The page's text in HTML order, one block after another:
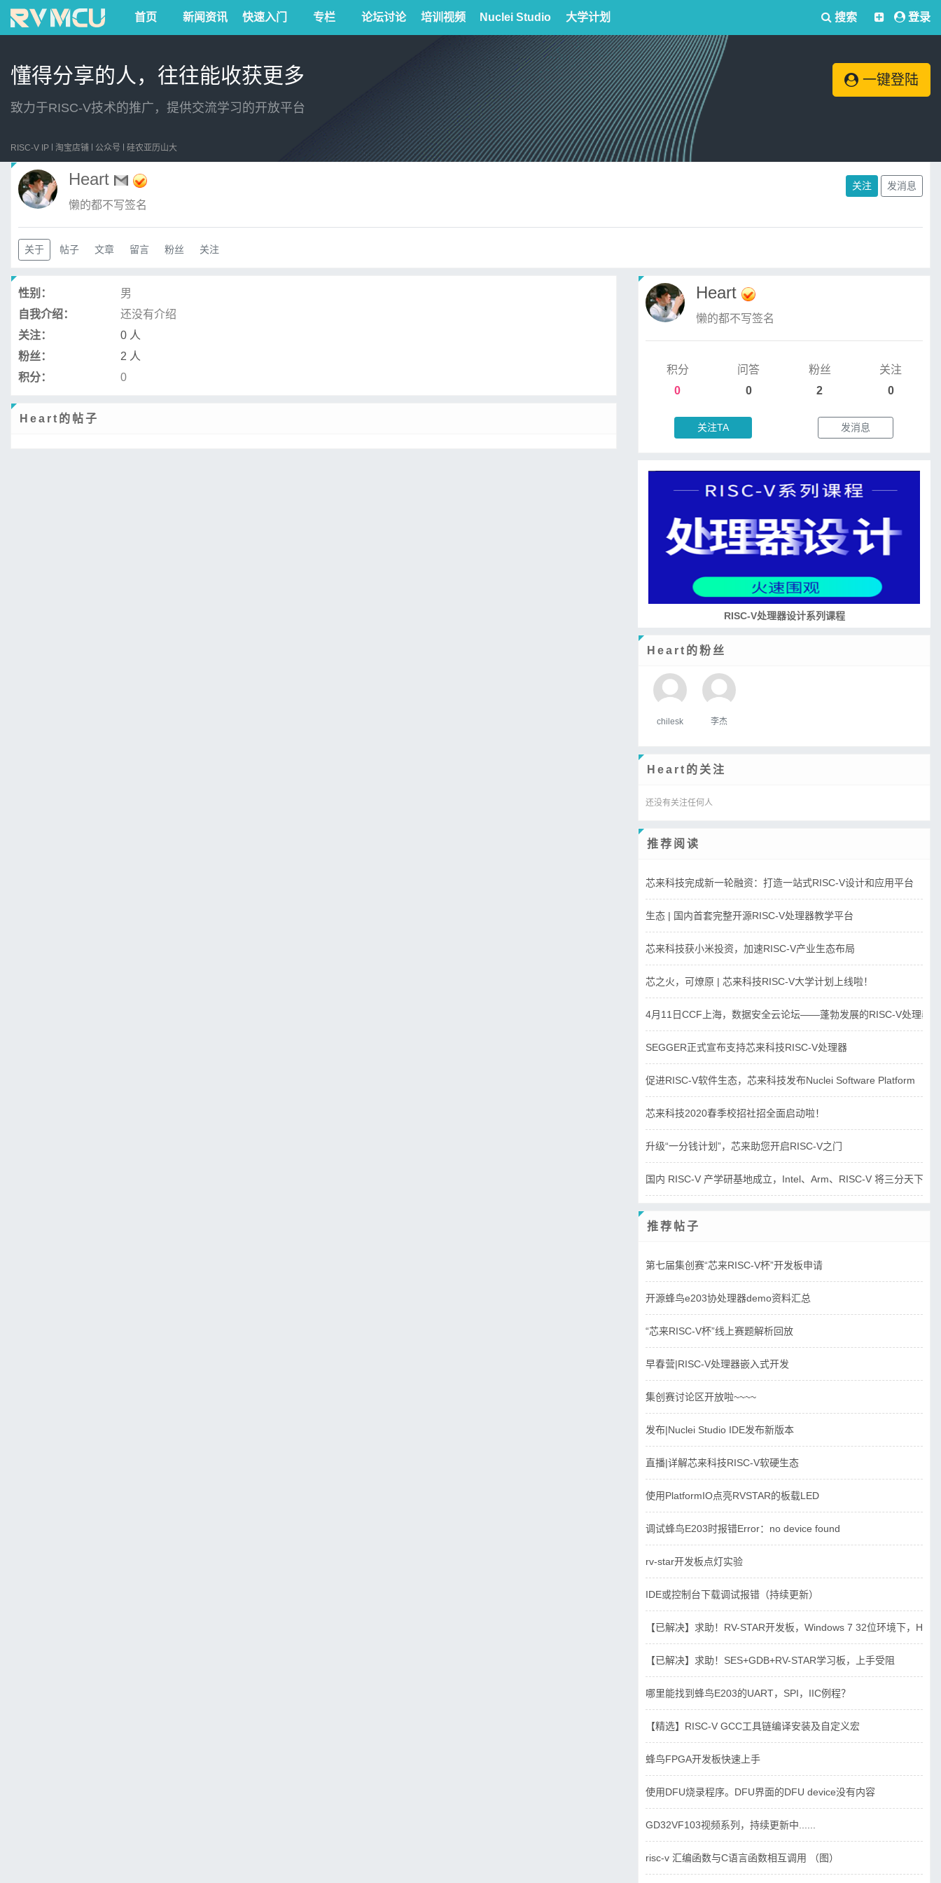
首页 新闻资讯 快速入门 专栏 论坛讨论 培训视频 Nuclei Studio 大学计划 搜索 登录
懂得分享的人，往往能收获更多
致力于RISC-V技术的推广，提供交流学习的开放平台
一键登陆
RISC-V IP 淘宝店铺 公众号 硅农亚历山大
Heart
懒的都不写签名
关注 发消息
关于 帖子 文章 留言 粉丝 关注
性别：
男
自我介绍：
还没有介绍
关注：
0 人
粉丝：
2 人
积分：
0
Heart的帖子
Heart
懒的都不写签名
积分
0
问答
0
粉丝
2
关注
0
关注TA 发消息
RISC-V处理器设计系列课程
Heart的粉丝
chilesk 李杰
Heart的关注
还没有关注任何人
推荐阅读
芯来科技完成新一轮融资：打造一站式RISC-V设计和应用平台
生态 | 国内首套完整开源RISC-V处理器教学平台
芯来科技获小米投资，加速RISC-V产业生态布局
芯之火，可燎原 | 芯来科技RISC-V大学计划上线啦！
4月11日CCF上海，数据安全云论坛——蓬勃发展的RISC-V处理器
SEGGER正式宣布支持芯来科技RISC-V处理器
促进RISC-V软件生态，芯来科技发布Nuclei Software Platform
芯来科技2020春季校招社招全面启动啦！
升级“一分钱计划”，芯来助您开启RISC-V之门
国内 RISC-V 产学研基地成立，Intel、Arm、RISC-V 将三分天下？
推荐帖子
第七届集创赛“芯来RISC-V杯”开发板申请
开源蜂鸟e203协处理器demo资料汇总
“芯来RISC-V杯”线上赛题解析回放
早春营|RISC-V处理器嵌入式开发
集创赛讨论区开放啦~~~~
发布|Nuclei Studio IDE发布新版本
直播|详解芯来科技RISC-V软硬生态
使用PlatformIO点亮RVSTAR的板载LED
调试蜂鸟E203时报错Error：no device found
rv-star开发板点灯实验
IDE或控制台下载调试报错（持续更新）
【已解决】求助！RV-STAR开发板，Windows 7 32位环境下，
【已解决】求助！SES+GDB+RV-STAR学习板，上手受阻
哪里能找到蜂鸟E203的UART，SPI，IIC例程？
【精选】RISC-V GCC工具链编译安装及自定义宏
蜂鸟FPGA开发板快速上手
使用DFU烧录程序。DFU界面的DFU device没有内容
GD32VF103视频系列，持续更新中......
risc-v 汇编函数与C语言函数相互调用 （图）